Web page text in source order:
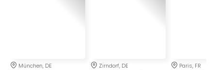
München, DE
Zirndorf, DE
Paris, FR